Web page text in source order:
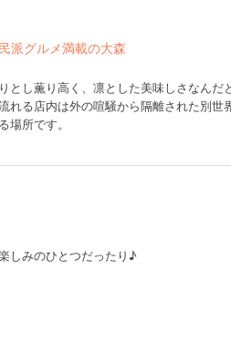
派グルメ満載の大森
とし薫り高く、凛とした美味しさなんだ
れる店内は外の喧騒から隔離された別世
場所です。
しみのひとつだったり♪